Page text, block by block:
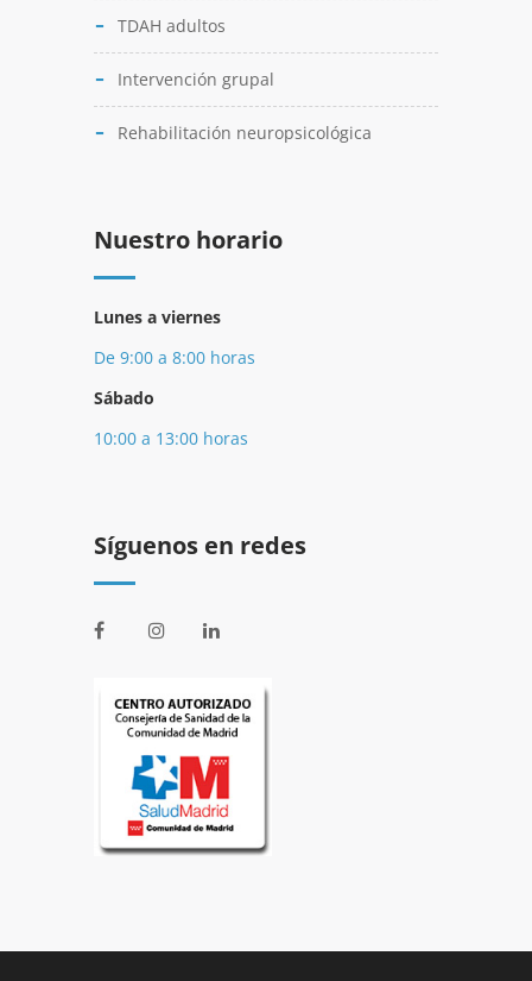
TDAH adultos
Intervención grupal
Rehabilitación neuropsicológica
Nuestro horario
Lunes a viernes
De 9:00 a 8:00 horas
Sábado
10:00 a 13:00 horas
Síguenos en redes